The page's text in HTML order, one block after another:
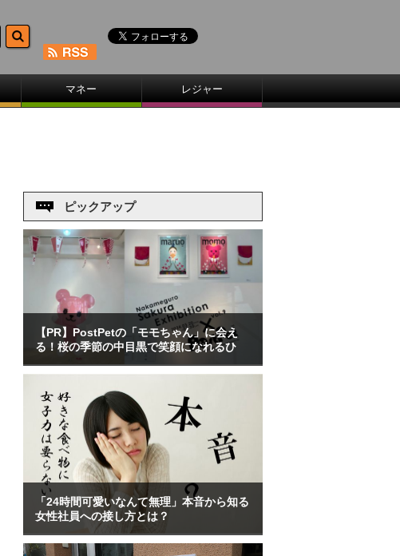
マネー レジャー
ピックアップ
【PR】PostPetの「モモちゃん」に会え
る！桜の季節の中目黒で笑顔になれるひ
「24時間可愛いなんて無理」本音から知る
女性社員への接し方とは？